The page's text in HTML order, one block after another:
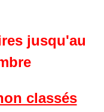
jusqu'au
classés